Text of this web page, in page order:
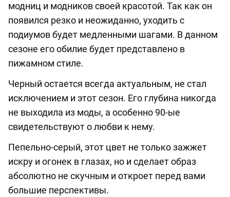
модниц и модников своей красотой. Так как он
появился резко и неожиданно, уходить с
подиумов будет медленными шагами. В данном
сезоне его обилие будет представлено в
пижамном стиле.
Черный остается всегда актуальным, не стал
исключением и этот сезон. Его глубина никогда
не выходила из моды, а особенно 90-ые
свидетельствуют о любви к нему.
Пепельно-серый, этот цвет не только зажжет
искру и огонек в глазах, но и сделает образ
абсолютно не скучным и откроет перед вами
большие перспективы.